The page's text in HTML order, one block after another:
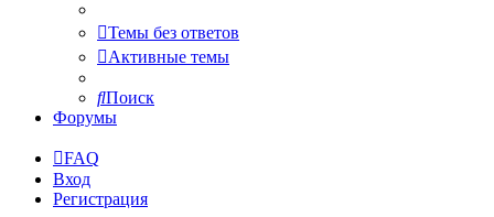
Темы без ответов
Активные темы
Поиск
Форумы
FAQ
Вход
Регистрация